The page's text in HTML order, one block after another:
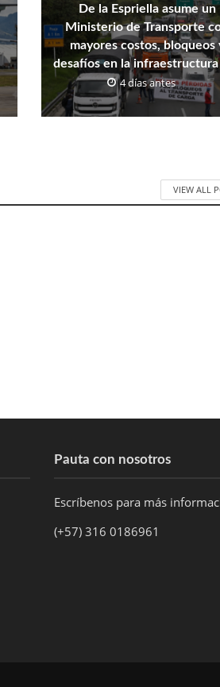
De la Espriella asume un
Ministerio de Transporte
mayores costos, bloqueos
desafíos en la infraestructura
4 días antes
VIEW ALL
Pauta con nosotros
Escríbenos para más
(+57) 316 0186961